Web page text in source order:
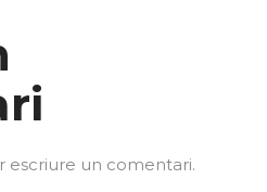
escriure un comentari.